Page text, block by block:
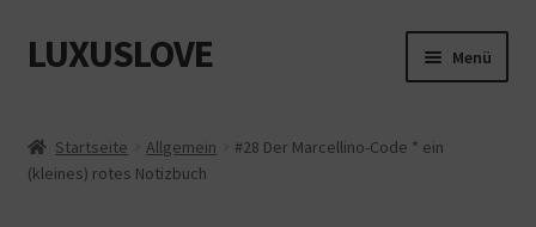
Zur
Navigation
Zum
Inhalt
LUXUSLOVE Menü
Cookie-Richtlinie (EU)
Startseite Allgemein
#28 Der Marcellino-Code * ein
(kleines) rotes Notizbuch